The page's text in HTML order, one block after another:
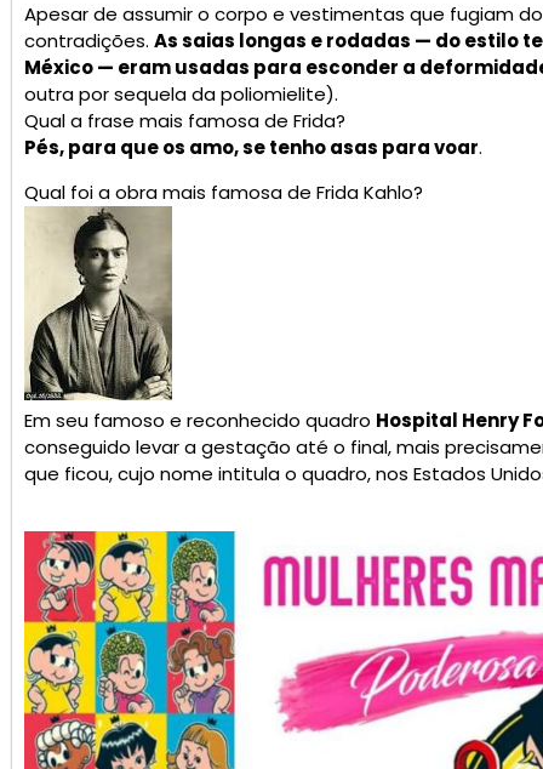
Apesar de assumir o corpo e vestimentas que fugiam
contradições. As saias longas e rodadas — do estilo
México — eram usadas para esconder a
outra por sequela da poliomielite).
Qual a frase mais famosa de Frida?
Pés, para que os amo, se tenho asas para voar.
Qual foi a obra mais famosa de Frida Kahlo?
Em seu famoso e reconhecido quadro Hospital Henry
conseguido levar a gestação até o final, mais
que ficou, cujo nome intitula o quadro, nos Estados